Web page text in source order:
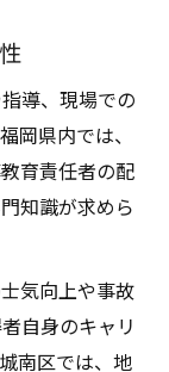
導、現場での
岡県内では、
育責任者の配
知識が求めら
気向上や事故
自身のキャリ
南区では、地